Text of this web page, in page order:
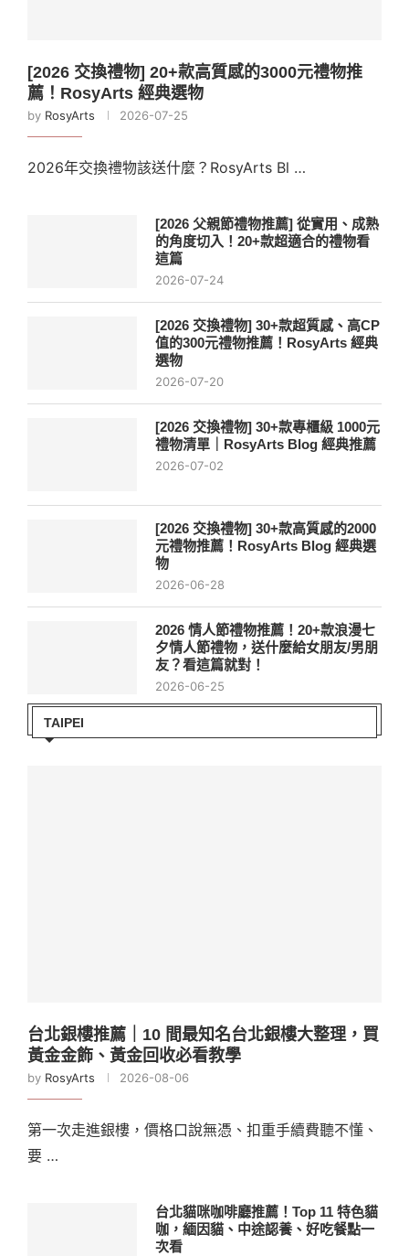
[2026 交換禮物] 20+款高質感的3000元禮物推
薦！RosyArts 經典選物
by RosyArts 2026-07-25
2026年交換禮物該送什麼？RosyArts Bl …
[2026 父親節禮物推薦] 從實用、成熟
的角度切入！20+款超適合的禮物看
這篇
2026-07-24
[2026 交換禮物] 30+款超質感、高CP
值的300元禮物推薦！RosyArts 經典
選物
2026-07-20
[2026 交換禮物] 30+款專櫃級 1000元
禮物清單｜RosyArts Blog 經典推薦
2026-07-02
[2026 交換禮物] 30+款高質感的2000
元禮物推薦！RosyArts Blog 經典選
物
2026-06-28
2026 情人節禮物推薦！20+款浪漫七
夕情人節禮物，送什麼給女朋友/男朋
友？看這篇就對！
2026-06-25
TAIPEI
台北銀樓推薦｜10 間最知名台北銀樓大整理，買
黃金金飾、黃金回收必看教學
by RosyArts 2026-08-06
第一次走進銀樓，價格口說無憑、扣重手續費聽不懂、
要 …
台北貓咪咖啡廳推薦！Top 11 特色貓
咖，緬因貓、中途認養、好吃餐點一
次看